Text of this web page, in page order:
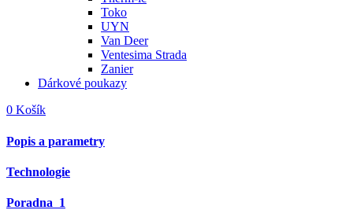
Toko
UYN
Van Deer
Ventesima Strada
Zanier
Dárkové poukazy
0 Košík
Popis a parametry
Technologie
Poradna 1